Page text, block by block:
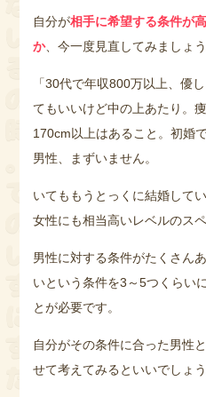
自分が相手に希望する条件が
か、今一度見直してみましょう
「30代で年収800万以上、優
てもいいけど中の上あたり。
170cm以上はあること。初婚
男性、まずいません。
いてももうとっくに結婚して
女性にも相当高いレベルのス
男性に対する条件がたくさん
いという条件を3～5つくらい
とが必要です。
自分がその条件に合った男性
せて考えてみるといいでしょう